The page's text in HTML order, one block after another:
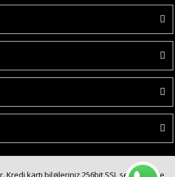
Kredi kartı bilgileriniz 256bit SSL sertifikası ile